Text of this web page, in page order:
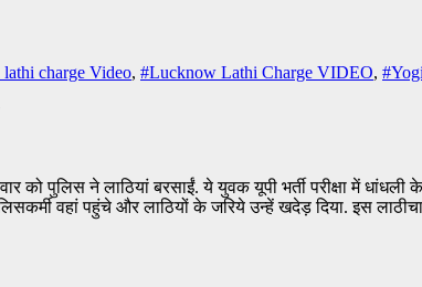
charge Video, #Lucknow Lathi Charge VIDEO,
पुलिस ने लाठियां बरसाईं. ये युवक यूपी भर्ती परीक्षा में
वहां पहुंचे और लाठियों के जरिये उन्हें खदेड़ दिया. इस